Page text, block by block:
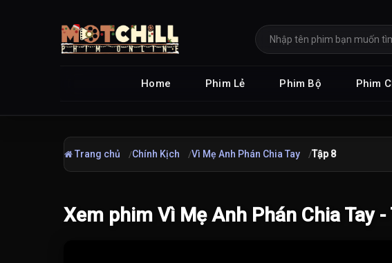
Home Phim Lẻ Phim Bộ Phim
Trang chủ Chính Kịch Vì Mẹ Anh Phán Chia Tay Tập 8
Xem phim Vì Mẹ Anh Phán Chia Tay -